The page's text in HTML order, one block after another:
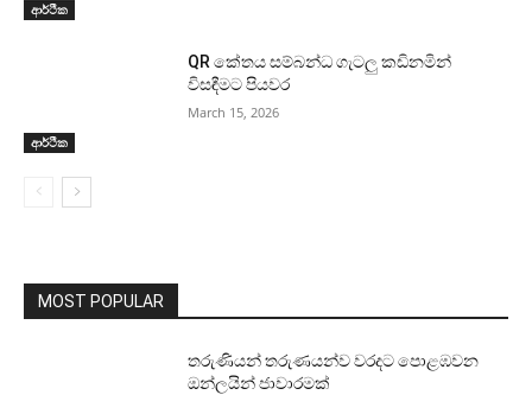
ආර්ථික
ආර්ථික
QR කේතය සම්බන්ධ ගැටලු කඩිනමින්
විසඳීමට පියවර
March 15, 2026
MOST POPULAR
තරුණියන් තරුණයන්ව වරදට පොළඹවන
ඔන්ලයින් ජාවාරමක්